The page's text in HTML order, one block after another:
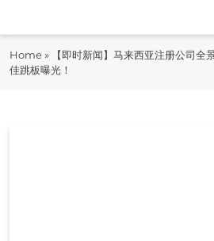
Home»
【即时新闻】马来西亚注册公司
佳跳板曝光！